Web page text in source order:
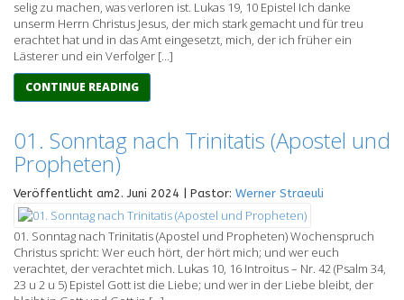
selig zu machen, was verloren ist. Lukas 19, 10 Epistel Ich danke
unserm Herrn Christus Jesus, der mich stark gemacht und für treu
erachtet hat und in das Amt eingesetzt, mich, der ich früher ein
Lästerer und ein Verfolger […]
CONTINUE READING
01. Sonntag nach Trinitatis (Apostel und
Propheten)
Veröffentlicht am2. Juni 2024 | Pastor: Werner Straeuli
01. Sonntag nach Trinitatis (Apostel und Propheten) Wochenspruch
Christus spricht: Wer euch hört, der hört mich; und wer euch
verachtet, der verachtet mich. Lukas 10, 16 Introitus – Nr. 42 (Psalm 34,
23 u 2 u 5) Epistel Gott ist die Liebe; und wer in der Liebe bleibt, der